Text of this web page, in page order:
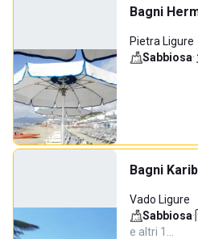
Bagni
Pietra Ligure
Sabbiosa·
Bagni
Vado Ligure
Sabbiosa·
e altri 1…